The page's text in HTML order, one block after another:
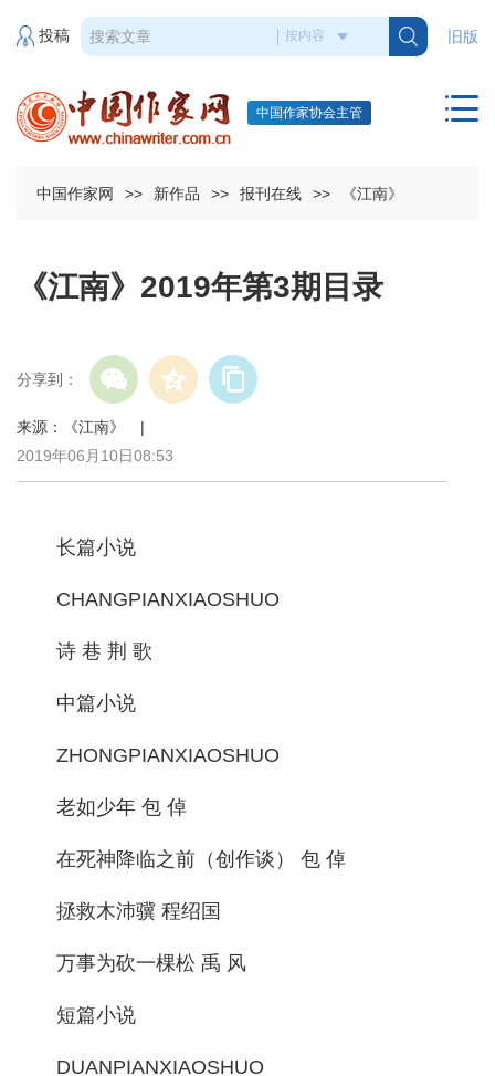
旧版
投稿
中国作家协会主管
中国作家网 >> 新作品 >> 报刊在线 >> 《江南》
《江南》2019年第3期目录
分享到：
来源：《江南》 |
2019年06月10日08:53
长篇小说
CHANGPIANXIAOSHUO
诗 巷 荆 歌
中篇小说
ZHONGPIANXIAOSHUO
老如少年 包 倬
在死神降临之前（创作谈） 包 倬
拯救木沛骥 程绍国
万事为砍一棵松 禹 风
短篇小说
DUANPIANXIAOSHUO